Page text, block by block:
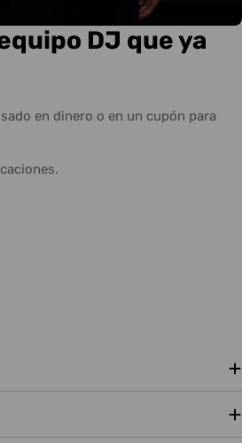
DJ que ya
en dinero o en un cupón para